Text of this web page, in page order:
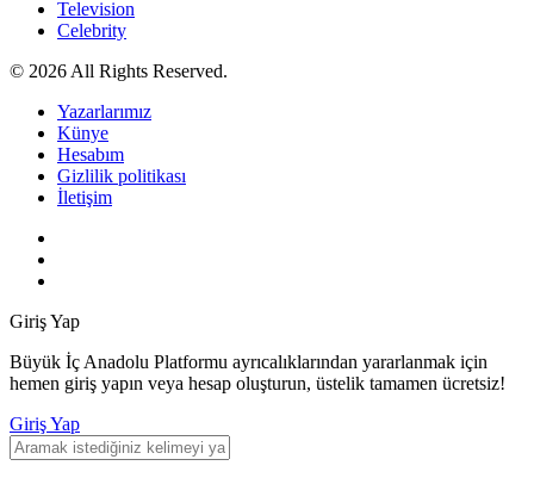
Television
Celebrity
© 2026 All Rights Reserved.
Yazarlarımız
Künye
Hesabım
Gizlilik politikası
İletişim
Giriş Yap
Büyük İç Anadolu Platformu ayrıcalıklarından yararlanmak için
hemen giriş yapın veya hesap oluşturun, üstelik tamamen ücretsiz!
Giriş Yap